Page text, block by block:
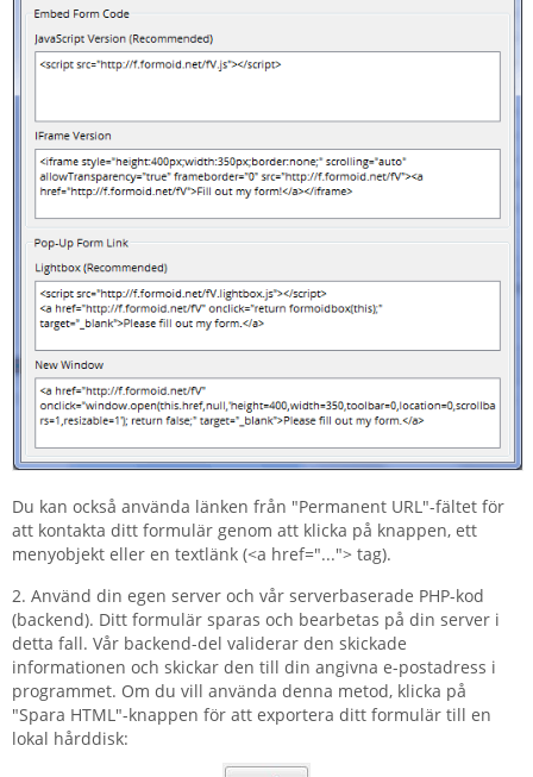
Du kan också använda länken från "Permanent URL"-fältet för
att kontakta ditt formulär genom att klicka på knappen, ett
menyobjekt eller en textlänk (<a href="..."> tag).
2. Använd din egen server och vår serverbaserade PHP-kod
(backend). Ditt formulär sparas och bearbetas på din server i
detta fall. Vår backend-del validerar den skickade
informationen och skickar den till din angivna e-postadress i
programmet. Om du vill använda denna metod, klicka på
"Spara HTML"-knappen för att exportera ditt formulär till en
lokal hårddisk: